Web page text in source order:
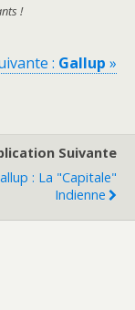
!
: Gallup »
Suivante
: La "capitale"
Indienne